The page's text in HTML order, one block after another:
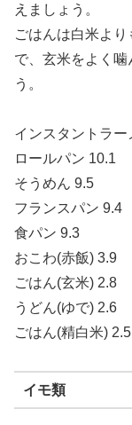
えましょう。
ごはんは白米よ
で、玄米をよく噛
う。
インスタントラー
ロールパン 10.1
そうめん 9.5
フランスパン 9.4
食パン 9.3
おこわ(赤飯) 3.9
ごはん(玄米) 2.8
うどん(ゆで) 2.6
ごはん(精白米) 2.5
イモ類